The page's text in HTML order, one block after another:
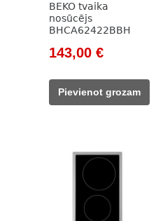
BEKO tvaika
nosūcējs
BHCA62422BBH
Original
was:
785,00 €.
143,00 €Current
143,00 €.
Pievienot grozam